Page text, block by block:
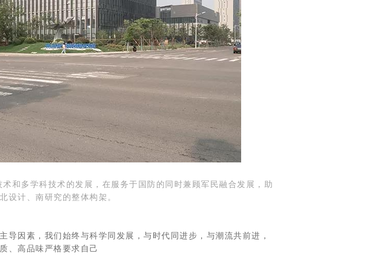
和多学科技术的发展，在服务于国防的同时兼顾军民融合发展，助
设计、南研究的整体构架。
因素，我们始终与科学同发展，与时代同进步，与潮流共前进，
、高品味严格要求自己